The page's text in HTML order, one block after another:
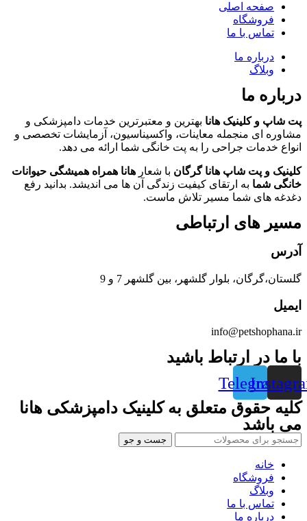
صفحه اصلی
فروشگاه
تماس با ما
درباره ما
وبلاگ
درباره ما
پت شاپ و کلینیک هانا بهترین و معتبرترین خدمات دامپزشکی و
مشاوره ای منجمله معاینات، واکسیناسیون، آزمایشات تخصصی و
انواع خدمات جراحی را به پت خانگی شما ارائه می دهد.
کلینیک و پت شاپ هانا گرگان با شعار هانا همراه همیشگی حیوانات
خانگی شما به ارتقای کیفیت زندگی آن ها می اندیشد. بدانید رفع
دغدغه های شما مسیر تلاش ماست.
مسیر های ارتباطی
آدرس
گلستان،گرگان، بلوار گلشهر، بین گلشهر 7 و 9
ایمیل
info@petshophana.ir
با ما در ارتباط باشید
Telegram
کلیه حقوق متعلق به کلینیک دامپزشکی هانا
می باشد
جست و جو
خانه
فروشگاه
وبلاگ
تماس با ما
درباره ما